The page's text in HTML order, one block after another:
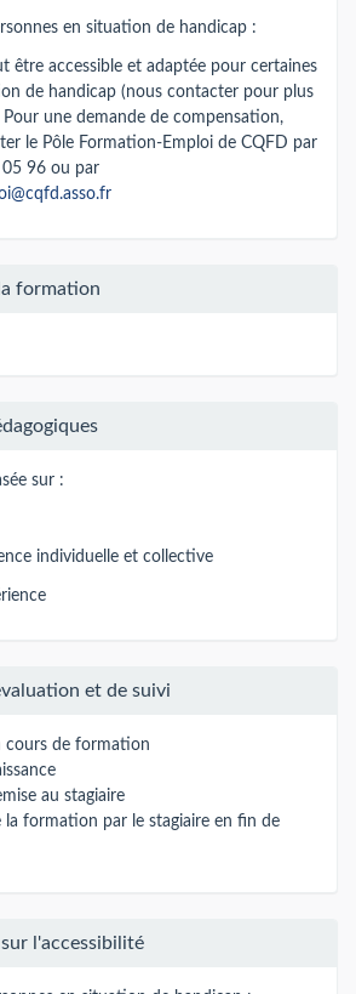
en situation de handicap :
être accessible et adaptée pour certaines
de handicap (nous contacter pour plus
Pour une demande de compensation,
le Pôle Formation-Emploi de CQFD par
96 ou par
formation
sur :
individuelle et collective
et de suivi
cours de formation
au stagiaire
la formation par le stagiaire en fin de
l'accessibilité